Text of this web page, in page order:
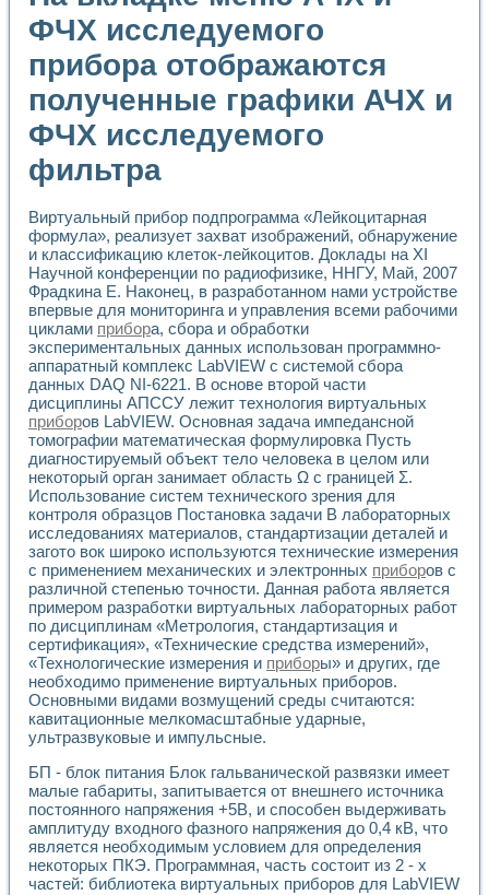
Система температурной стабилизации
Управление движением с помощью программно -
Определение параметров всплывающих газовых
Система управления асинхронным тиристорным
Лазерный профилометр
Применение средств NATIONAL INSTRUMENTS для
Разработка автоматизированного стенда для
Высокочувствительные оптоэлектронные
Исследование кинетики зарождения и развития
Лабораторный электрический импедансный томограф на
Микрозондовая система для характеризации
Метод траекторий в исследовании
Промышленная автоматизация
Автоматизация технологических процессов получения
Использование систем технического зрения для контроля
Исследование электромагнитных переходных процессов
Применение LabVIEW при разработке обучающих
Разработка виртуальных тренажеров путем
Система блокировок, сигнализации и защиты ускорителя
Система сбора данных и управления процессом
Управление температурой газовой среды специальной
Разработка программного обеспечения с
Использование технологий NATIONAL INSTRUMENTS
Оборудование для промышленной термотрансферной
Автоматизация реометрических исследований на базе
Применение измерителя иммитанса для исследова¬ния
Исследование электромагнитных переходных процессов
Стенд для исследования электрических переходных
Автоматизация контроля сварных швов на базе
Измерительный контроль с применением
Моделирование надежности и эффективности систем
Лабораторные практикумы и учебные стенды
Автоматизация лабораторного стенда по измерению
Автоматизированные лабораторные комплексы для
Использование виртуальных приборов в процесе
Использование программ ELECTRONICS WORKBENCH-
Лабораторный практикум по дисциплине «Цифровые
Лабораторный практикум по ИНС на основе LabVIEW
Лабораторный практикум по основам теории коммутации
Опыт использования NI LabVIEW для создания
ФЧХ исследуемого
прибора отображаются
полученные графики АЧХ и
ФЧХ исследуемого
фильтра
Виртуальный прибор подпрограмма «Лейкоцитарная
формула», реализует захват изображений, обнаружение
и классификацию клеток-лейкоцитов. Доклады на XI
Научной конференции по радиофизике, ННГУ, Май, 2007
Фрадкина Е. Наконец, в разработанном нами устройстве
впервые для мониторинга и управления всеми рабочими
циклами прибора, сбора и обработки
экспериментальных данных использован программно-
аппаратный комплекс LabVIEW с системой сбора
данных DAQ NI-6221. В основе второй части
дисциплины АПССУ лежит технология виртуальных
приборов LabVIEW. Основная задача импедансной
томографии математическая формулировка Пусть
диагностируемый объект тело человека в целом или
некоторый орган занимает область Ω с границей Σ.
Использование систем технического зрения для
контроля образцов Постановка задачи В лабораторных
исследованиях материалов, стандартизации деталей и
загото вок широко используются технические измерения
с применением механических и электронных приборов с
различной степенью точности. Данная работа является
примером разработки виртуальных лабораторных работ
по дисциплинам «Метрология, стандартизация и
сертификация», «Технические средства измерений»,
«Технологические измерения и приборы» и других, где
необходимо применение виртуальных приборов.
Основными видами возмущений среды считаются:
кавитационные мелкомасштабные ударные,
ультразвуковые и импульсные.
БП - блок питания Блок гальванической развязки имеет
малые габариты, запитывается от внешнего источника
постоянного напряжения +5В, и способен выдерживать
амплитуду входного фазного напряжения до 0,4 кВ, что
является необходимым условием для определения
некоторых ПКЭ. Программная, часть состоит из 2 - х
частей: библиотека виртуальных приборов для LabVIEW